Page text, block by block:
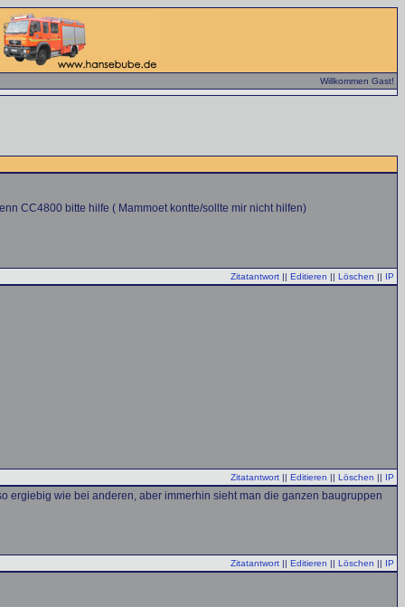
Willkommen Gast!
CC4800 bitte hilfe ( Mammoet kontte/sollte mir nicht hilfen)
Zitatantwort || Editieren || Löschen || IP
Zitatantwort || Editieren || Löschen || IP
ergiebig wie bei anderen, aber immerhin sieht man die ganzen baugruppen
Zitatantwort || Editieren || Löschen || IP